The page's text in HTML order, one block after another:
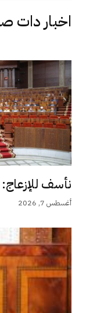
اخبار دات
نأسف
أغسطس 7, 2026